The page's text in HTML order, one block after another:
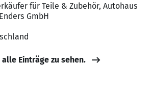
für Teile & Zubehör, Autohaus
GmbH
alle Einträge zu sehen.